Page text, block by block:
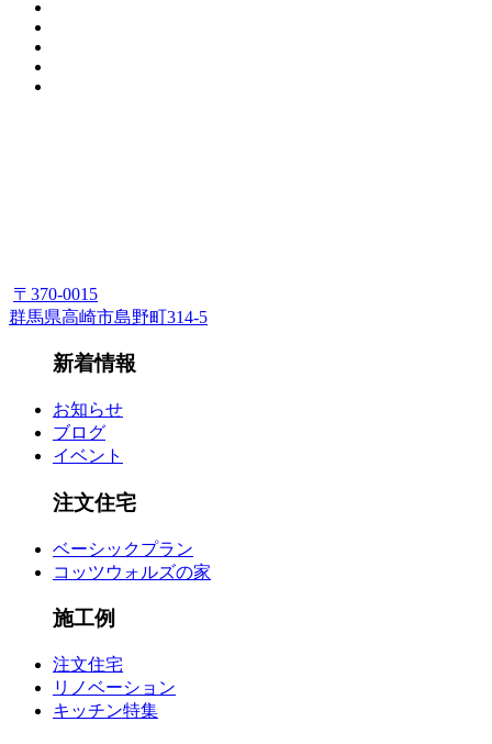
〒370-0015
群馬県高崎市島野町314-5
新着情報
お知らせ
ブログ
イベント
注文住宅
ベーシックプラン
コッツウォルズの家
施工例
注文住宅
リノベーション
キッチン特集